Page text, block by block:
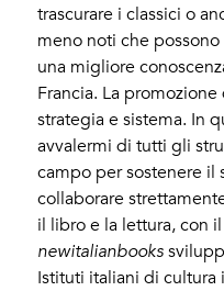
trascurare i classici o
meno noti che
una migliore
Francia. La
strategia e sistema. In
avvalermi di tutti gli
campo per sostenere il
collaborare
il libro e la lettura, con
newitalianbooks
Istituti italiani di cultura